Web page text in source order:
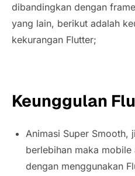
dibandingkan dengan
yang lain, berikut adalah
kekurangan Flutter;
Keunggulan
Animasi Super Smooth,
berlebihan maka
dengan menggunakan